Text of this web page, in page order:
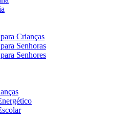
Crianças
Senhoras
Senhores